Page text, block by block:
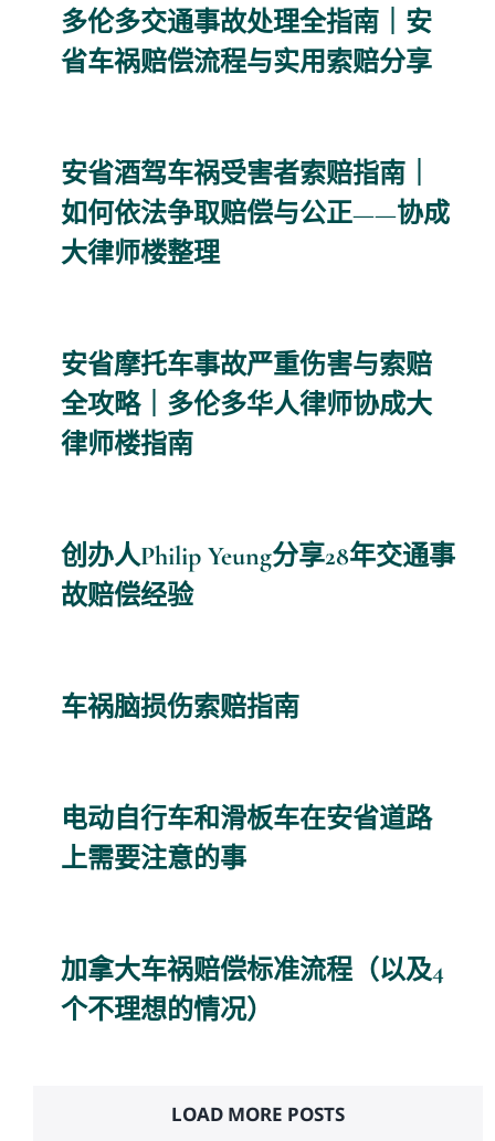
多伦多交通事故处理全指南｜安
省车祸赔偿流程与实用索赔分享
安省酒驾车祸受害者索赔指南｜
如何依法争取赔偿与公正——协成
大律师楼整理
安省摩托车事故严重伤害与索赔
全攻略｜多伦多华人律师协成大
律师楼指南
创办人Philip Yeung分享28年交通事
故赔偿经验
车祸脑损伤索赔指南
电动自行车和滑板车在安省道路
上需要注意的事
加拿大车祸赔偿标准流程（以及4
个不理想的情况）
LOAD MORE POSTS